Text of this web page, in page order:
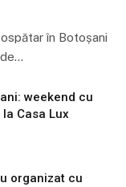
în Botoșani
weekend cu
Casa Lux
organizat cu